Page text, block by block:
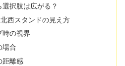
択肢は広がる？
西スタンドの見え方
時の視界
場合
距離感